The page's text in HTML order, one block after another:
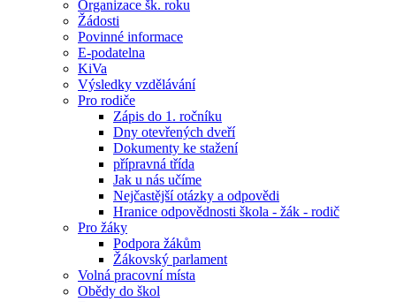
Organizace šk. roku
Žádosti
Povinné informace
E-podatelna
KiVa
Výsledky vzdělávání
Pro rodiče
Zápis do 1. ročníku
Dny otevřených dveří
Dokumenty ke stažení
přípravná třída
Jak u nás učíme
Nejčastější otázky a odpovědi
Hranice odpovědnosti škola - žák - rodič
Pro žáky
Podpora žákům
Žákovský parlament
Volná pracovní místa
Obědy do škol